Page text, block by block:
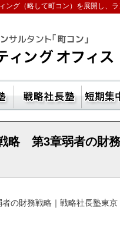
グ（略して町コン）を展開し、
ぶなら五十嵐
活用方法 独立起業塾
略 第3章弱者の財
の財務戦略｜戦略社長塾東京